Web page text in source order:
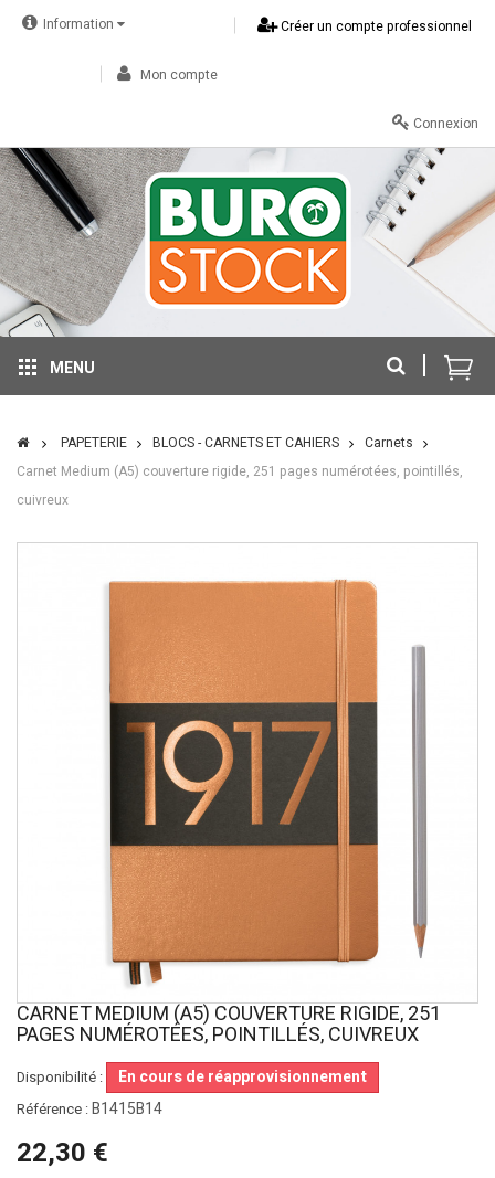
Information Créer un compte professionnel
Mon compte
Connexion
MENU
PAPETERIE BLOCS - CARNETS ET CAHIERS
Carnets
Carnet Medium (A5) couverture rigide, 251 pages numérotées, pointillés,
cuivreux
CARNET MEDIUM (A5) COUVERTURE RIGIDE, 251
PAGES NUMÉROTÉES, POINTILLÉS, CUIVREUX
Disponibilité : En cours de réapprovisionnement
Référence :B1415B14
22,30 €